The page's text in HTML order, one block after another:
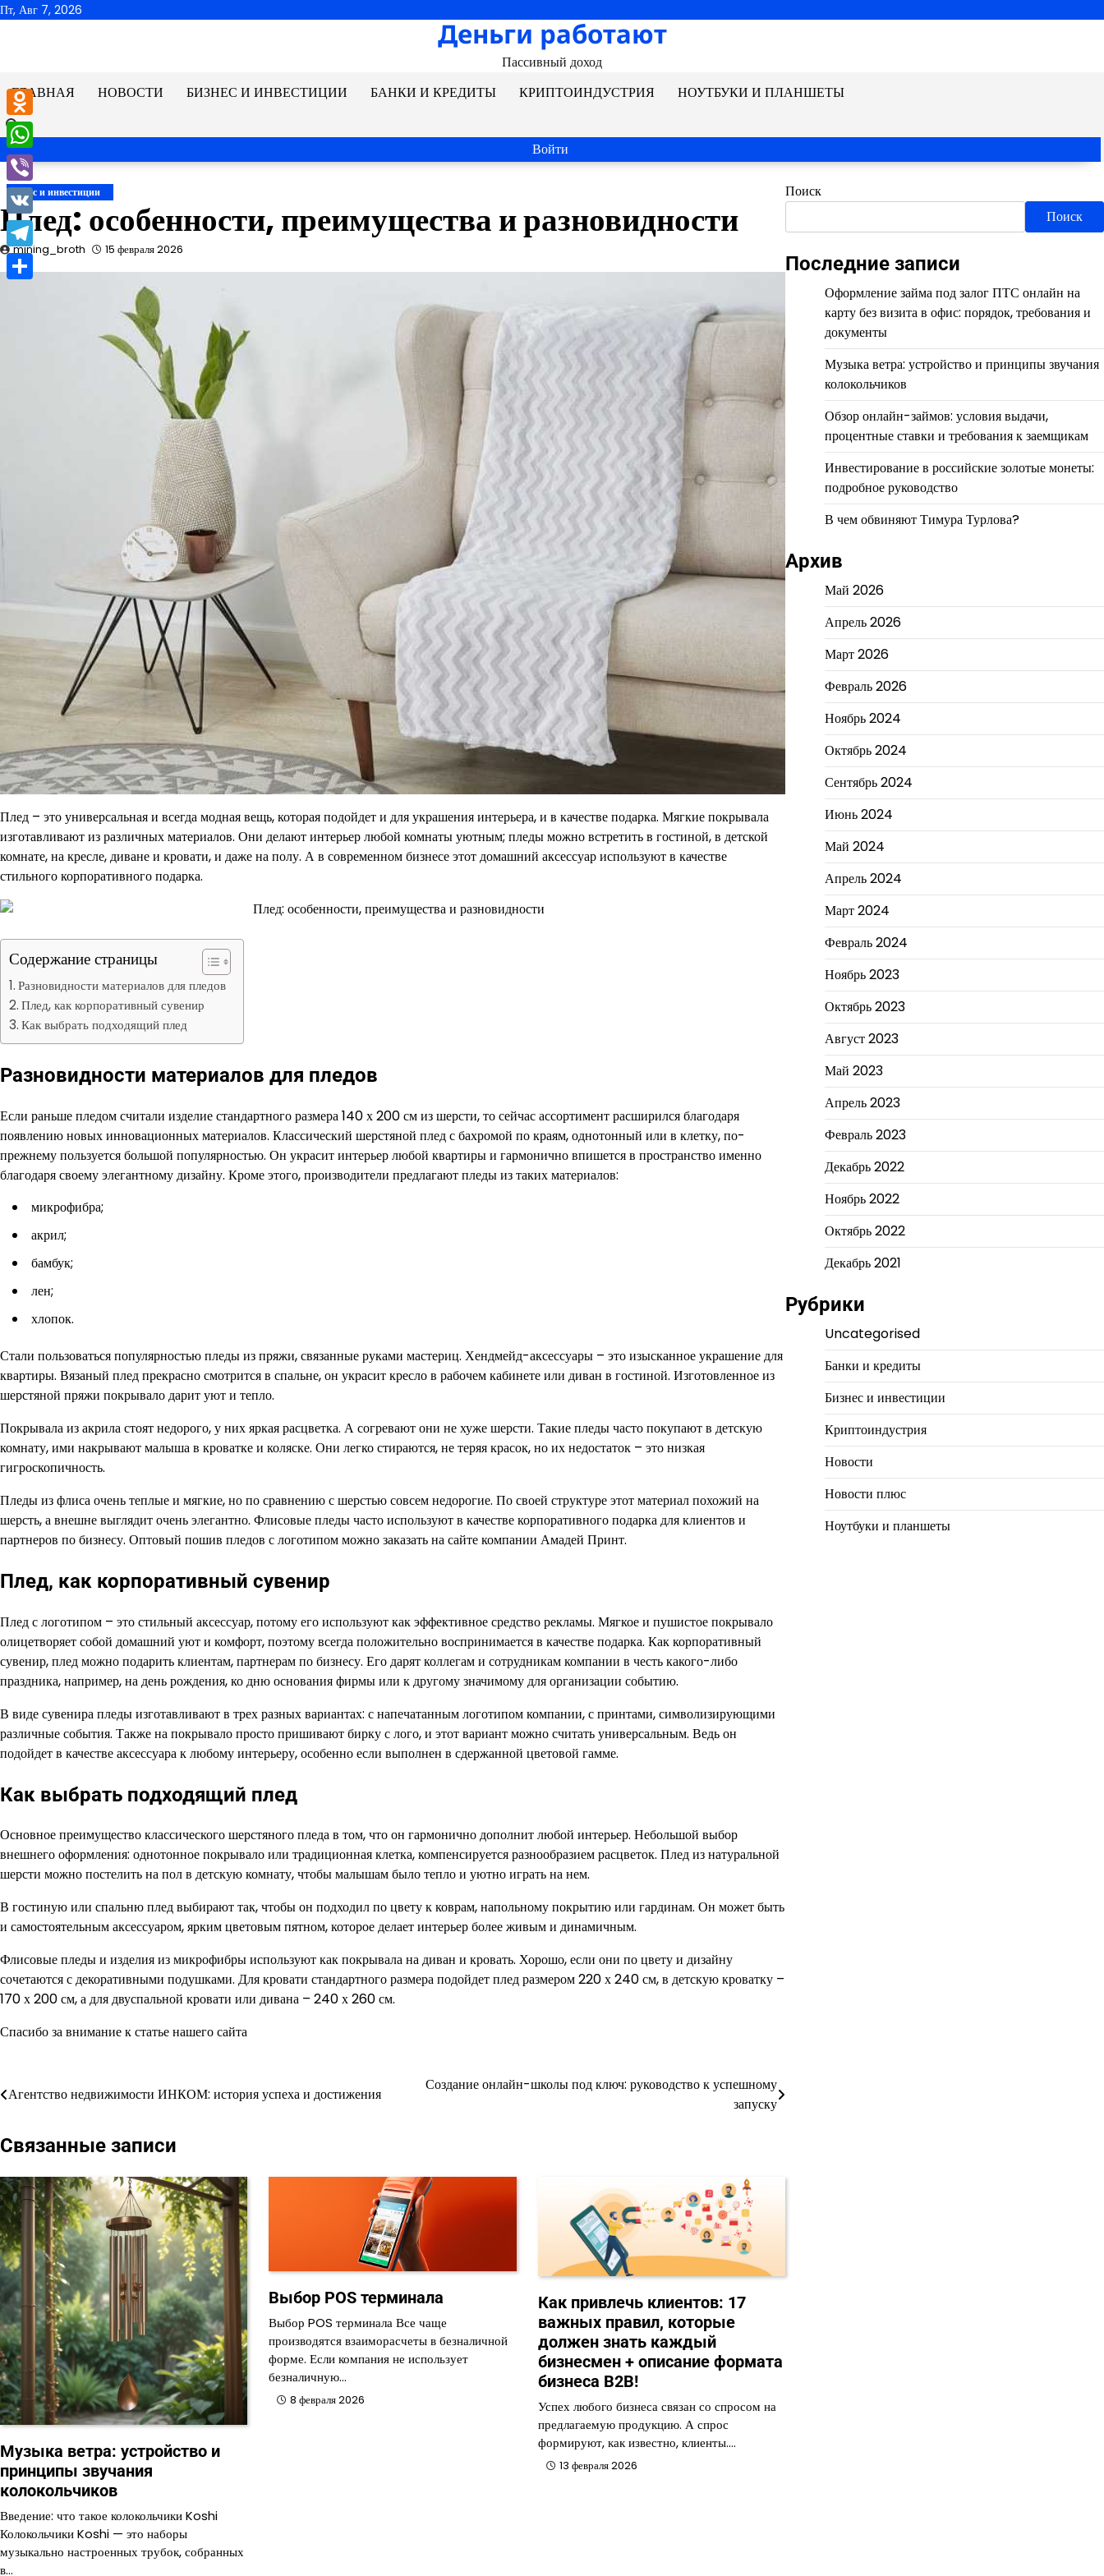
Перейти
Пт, Авг 7, 2026
Деньги работают
Пассивный доход
ГЛАВНАЯ
НОВОСТИ БИЗНЕС И ИНВЕСТИЦИИ БАНКИ И КРЕДИТЫ КРИПТОИНДУСТРИЯ НОУТБУКИ И ПЛАНШЕТЫ
Войти
Бизнес и инвестиции
Плед: особенности, преимущества и разновидности
mining_broth 15 февраля 2026
Плед – это универсальная и всегда модная вещь, которая подойдет и для украшения интерьера, и в качестве подарка. Мягкие покрывала
изготавливают из различных материалов. Они делают интерьер любой комнаты уютным; пледы можно встретить в гостиной, в детской
комнате, на кресле, диване и кровати, и даже на полу. А в современном бизнесе этот домашний аксессуар используют в качестве
стильного корпоративного подарка.
Содержание страницы
Разновидности материалов для пледов
Плед, как корпоративный сувенир
Как выбрать подходящий плед
Разновидности материалов для пледов
Если раньше пледом считали изделие стандартного размера 140 х 200 см из шерсти, то сейчас ассортимент расширился благодаря
появлению новых инновационных материалов. Классический шерстяной плед с бахромой по краям, однотонный или в клетку, по-
прежнему пользуется большой популярностью. Он украсит интерьер любой квартиры и гармонично впишется в пространство именно
благодаря своему элегантному дизайну. Кроме этого, производители предлагают пледы из таких материалов:
микрофибра;
акрил;
бамбук;
лен;
хлопок.
Стали пользоваться популярностью пледы из пряжи, связанные руками мастериц. Хендмейд-аксессуары – это изысканное украшение для
квартиры. Вязаный плед прекрасно смотрится в спальне, он украсит кресло в рабочем кабинете или диван в гостиной. Изготовленное из
шерстяной пряжи покрывало дарит уют и тепло.
Покрывала из акрила стоят недорого, у них яркая расцветка. А согревают они не хуже шерсти. Такие пледы часто покупают в детскую
комнату, ими накрывают малыша в кроватке и коляске. Они легко стираются, не теряя красок, но их недостаток – это низкая
гигроскопичность.
Пледы из флиса очень теплые и мягкие, но по сравнению с шерстью совсем недорогие. По своей структуре этот материал похожий на
шерсть, а внешне выглядит очень элегантно. Флисовые пледы часто используют в качестве корпоративного подарка для клиентов и
партнеров по бизнесу. Оптовый пошив пледов с логотипом можно заказать на сайте компании Амадей Принт.
Плед, как корпоративный сувенир
Плед с логотипом – это стильный аксессуар, потому его используют как эффективное средство рекламы. Мягкое и пушистое покрывало
олицетворяет собой домашний уют и комфорт, поэтому всегда положительно воспринимается в качестве подарка. Как корпоративный
сувенир, плед можно подарить клиентам, партнерам по бизнесу. Его дарят коллегам и сотрудникам компании в честь какого-либо
праздника, например, на день рождения, ко дню основания фирмы или к другому значимому для организации событию.
В виде сувенира пледы изготавливают в трех разных вариантах: с напечатанным логотипом компании, с принтами, символизирующими
различные события. Также на покрывало просто пришивают бирку с лого, и этот вариант можно считать универсальным. Ведь он
подойдет в качестве аксессуара к любому интерьеру, особенно если выполнен в сдержанной цветовой гамме.
Как выбрать подходящий плед
Основное преимущество классического шерстяного пледа в том, что он гармонично дополнит любой интерьер. Небольшой выбор
внешнего оформления: однотонное покрывало или традиционная клетка, компенсируется разнообразием расцветок. Плед из натуральной
шерсти можно постелить на пол в детскую комнату, чтобы малышам было тепло и уютно играть на нем.
В гостиную или спальню плед выбирают так, чтобы он подходил по цвету к коврам, напольному покрытию или гардинам. Он может быть
и самостоятельным аксессуаром, ярким цветовым пятном, которое делает интерьер более живым и динамичным.
Флисовые пледы и изделия из микрофибры используют как покрывала на диван и кровать. Хорошо, если они по цвету и дизайну
сочетаются с декоративными подушками. Для кровати стандартного размера подойдет плед размером 220 х 240 см, в детскую кроватку –
170 х 200 см, а для двуспальной кровати или дивана – 240 х 260 см.
Спасибо за внимание к статье нашего сайта
Навигация
записям
Агентство недвижимости ИНКОМ: история успеха и достижения
Создание онлайн-школы под ключ: руководство к успешному
запуску
Связанные записи
Музыка ветра: устройство и
принципы звучания
колокольчиков
Введение: что такое колокольчики Koshi
Колокольчики Koshi — это наборы
музыкально настроенных трубок, собранных
в…
Выбор POS терминала
Выбор POS терминала Все чаще
производятся взаиморасчеты в безналичной
форме. Если компания не использует
безналичную…
8 февраля 2026
Как привлечь клиентов: 17
важных правил, которые
должен знать каждый
бизнесмен + описание формата
бизнеса B2B!
Успех любого бизнеса связан со спросом на
предлагаемую продукцию. А спрос
формируют, как известно, клиенты.…
13 февраля 2026
Поиск
Поиск
Последние записи
Оформление займа под залог ПТС онлайн на
карту без визита в офис: порядок, требования и
документы
Музыка ветра: устройство и принципы звучания
колокольчиков
Обзор онлайн-займов: условия выдачи,
процентные ставки и требования к заемщикам
Инвестирование в российские золотые монеты:
подробное руководство
В чем обвиняют Тимура Турлова?
Архив
Май 2026
Апрель 2026
Март 2026
Февраль 2026
Ноябрь 2024
Октябрь 2024
Сентябрь 2024
Июнь 2024
Май 2024
Апрель 2024
Март 2024
Февраль 2024
Ноябрь 2023
Октябрь 2023
Август 2023
Май 2023
Апрель 2023
Февраль 2023
Декабрь 2022
Ноябрь 2022
Октябрь 2022
Декабрь 2021
Рубрики
Uncategorised
Банки и кредиты
Бизнес и инвестиции
Криптоиндустрия
Новости
Новости плюс
Ноутбуки и планшеты
Odnoklassniki
WhatsApp
Viber
VK
Telegram